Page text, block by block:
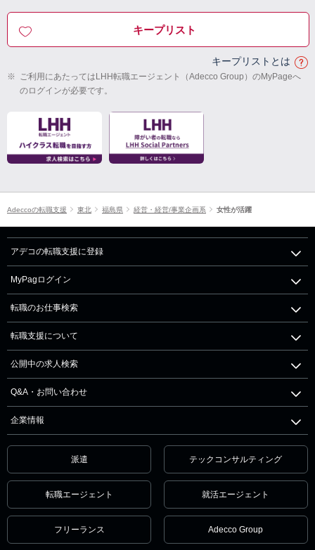
キープリスト
キープリストとは
※ ご利用にあたってはLHH転職エージェント（Adecco Group）のMyPageへ
のログインが必要です。
Adeccoの転職支援 東北 福島県 経営・経営/事業企画系 女性が活躍
アデコの転職支援に登録
MyPagログイン
転職のお仕事検索
転職支援について
公開中の求人検索
Q&A・お問い合わせ
企業情報
派遣 テックコンサルティング
転職エージェント 就活エージェント
フリーランス Adecco Group